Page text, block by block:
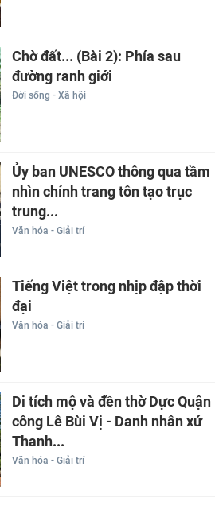
Chờ đất... (Bài 2): Phía sau
đường ranh giới
Đời sống - Xã hội
Ủy ban UNESCO thông qua tầm
nhìn chỉnh trang tôn tạo trục
trung...
Văn hóa - Giải trí
Tiếng Việt trong nhịp đập thời
đại
Văn hóa - Giải trí
Di tích mộ và đền thờ Dực Quận
công Lê Bùi Vị - Danh nhân xứ
Thanh...
Văn hóa - Giải trí